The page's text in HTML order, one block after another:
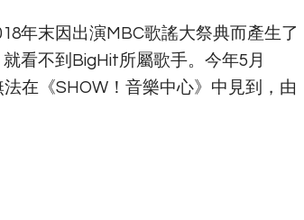
年末因出演MBC歌謠大祭典而產生了
看不到BigHit所屬歌手。今年5月
在《SHOW！音樂中心》中見到，由